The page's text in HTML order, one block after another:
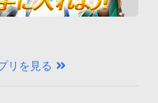
リを見る